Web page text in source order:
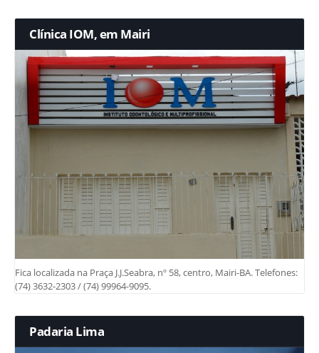
Clínica IOM, em Mairi
Fica localizada na Praça J.J.Seabra, nº 58, centro, Mairi-BA. Telefones:
(74) 3632-2303 / (74) 99964-9095.
Padaria Lima